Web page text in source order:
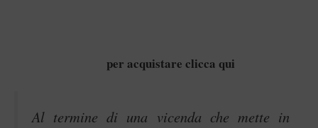
per acquistare clicca qui
Al termine di una vicenda che mette in